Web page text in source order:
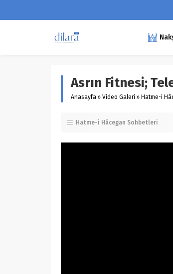
Asrın Fitnesi;
Anasayfa » Video Galeri » Hatme-i
Hatme-i Hâcegan Sohbetleri